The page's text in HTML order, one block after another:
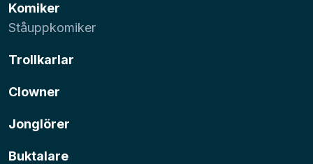
Komiker
Ståuppkomiker
Trollkarlar
Clowner
Jonglörer
Buktalare